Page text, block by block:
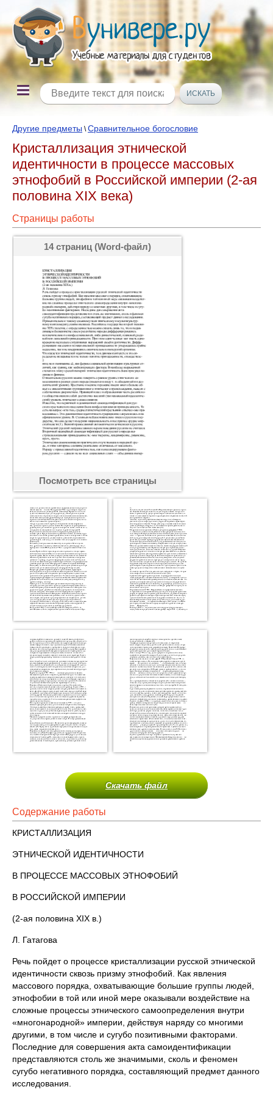
Другие предметы \Сравнительное богословие
Кристаллизация этнической
идентичности в процессе массовых
этнофобий в Российской империи (2-ая
половина XIX века)
Страницы работы
14 страниц (Word-файл)
Посмотреть все страницы
Скачать файл
Содержание работы
КРИСТАЛЛИЗАЦИЯ
ЭТНИЧЕСКОЙ ИДЕНТИЧНОСТИ
В ПРОЦЕССЕ МАССОВЫХ ЭТНОФОБИЙ
В РОССИЙСКОЙ ИМПЕРИИ
(2-ая половина XIX в.)
Л. Гатагова
Речь пойдет о процессе кристаллизации русской этнической
идентичности сквозь призму этнофобий. Как явления
массового порядка, охватывающие большие группы людей,
этнофобии в той или иной мере оказывали воздействие на
сложные процессы этнического самоопределения внутри
«многонародной» империи, действуя наряду со многими
другими, в том числе и сугубо позитивными факторами.
Последние для совершения акта самоидентификации
представляются столь же значимыми, сколь и феномен
сугубо негативного порядка, составляющий предмет данного
исследования.